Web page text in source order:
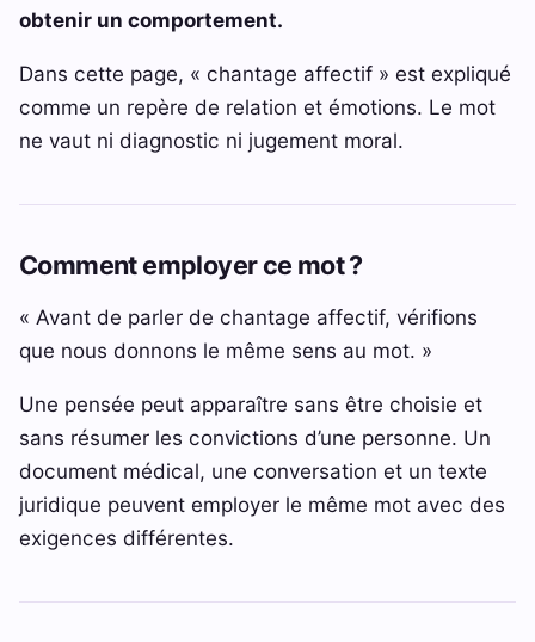
obtenir un comportement.
Dans cette page, « chantage affectif » est expliqué
comme un repère de relation et émotions. Le mot
ne vaut ni diagnostic ni jugement moral.
Comment employer ce mot ?
« Avant de parler de chantage affectif, vérifions
que nous donnons le même sens au mot. »
Une pensée peut apparaître sans être choisie et
sans résumer les convictions d’une personne. Un
document médical, une conversation et un texte
juridique peuvent employer le même mot avec des
exigences différentes.